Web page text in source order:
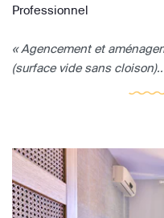
Professionnel
« Agencement et
(surface vide sans